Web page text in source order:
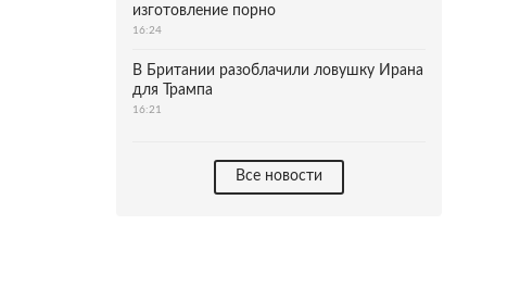
изготовление порно
16:24
В Британии разоблачили ловушку Ирана
для Трампа
16:21
Все новости